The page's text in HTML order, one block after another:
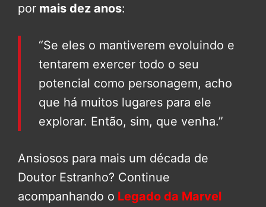
por mais dez anos:
“Se eles o mantiverem evoluindo e
tentarem exercer todo o seu
potencial como personagem, acho
que há muitos lugares para ele
explorar. Então, sim, que venha.”
Ansiosos para mais um década de
Doutor Estranho? Continue
acompanhando o Legado da Marvel